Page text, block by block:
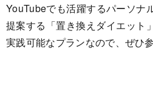
YouTubeでも活躍するパーソナ
提案する「置き換えダイエット
実践可能なプランなので、ぜひ